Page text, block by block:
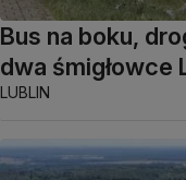
Bus na boku,
dwa śmigłowce
LUBLIN